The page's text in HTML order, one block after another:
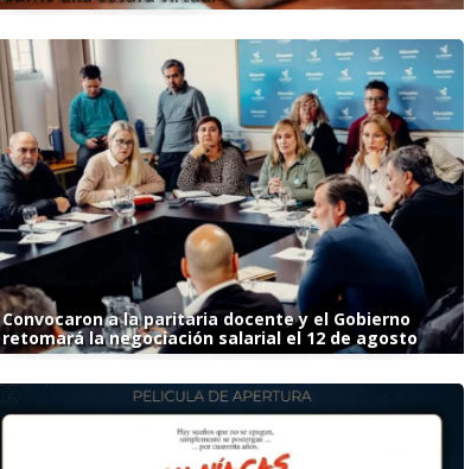
Convocaron a la paritaria docente y el Gobierno
retomará la negociación salarial el 12 de agosto